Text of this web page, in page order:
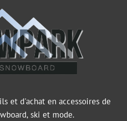
et d'achat en accessoires de
ski et mode.